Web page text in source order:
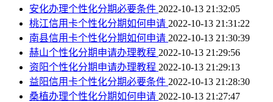
安化办理个性化分期必要条件 2022-10-13 21:32:05
桃江信用卡个性化分期如何申请 2022-10-13 21:31:22
南县信用卡个性化分期如何申请 2022-10-13 21:30:39
赫山个性化分期申请办理教程 2022-10-13 21:29:56
资阳个性化分期申请办理教程 2022-10-13 21:29:13
益阳信用卡个性化分期必要条件 2022-10-13 21:28:30
桑植办理个性化分期如何申请 2022-10-13 21:27:47